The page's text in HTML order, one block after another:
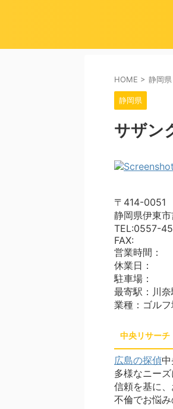
HOME > 静岡県
静岡県
サザン
〒414-0051
静岡県伊東
TEL:0557-
FAX:
営業時間：
休業日：
駐車場：
最寄駅：川奈
業種：ゴル
中央リサーチ
広島の探偵
多様なニー
信頼を基に
不倫でお悩